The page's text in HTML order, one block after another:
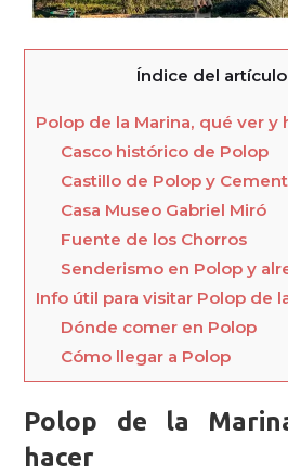
Índice del artículo
Polop de la Marina, qué ver y
Casco histórico de Polop
Castillo de Polop y
Casa Museo Gabriel Miró
Fuente de los Chorros
Senderismo en Polop y
Info útil para visitar Polop de
Dónde comer en Polop
Cómo llegar a Polop
Polop de la
hacer